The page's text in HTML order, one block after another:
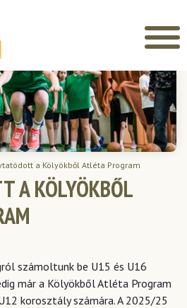
a Kölyökből Atléta Program
A KÖLYÖKBŐL
számoltunk be U15 és U16
már a Kölyökből Atléta Program
korosztály számára. A 2025/25